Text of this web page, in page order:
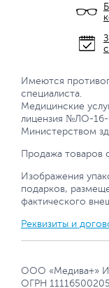
Имеются
специалиста.
Медицинские
лицензия №ЛО-16-
Министерством
Продажа товаров
Изображения
подарков,
фактического
Реквизиты и
ООО «Медива+»
ОГРН